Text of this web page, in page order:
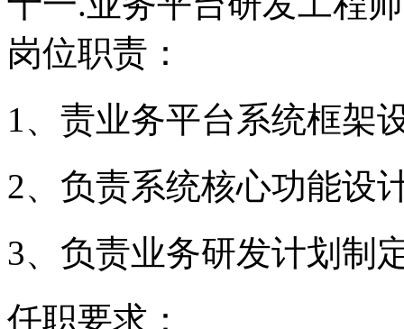
岗位职责：
1、责业务平台系统框架
2、负责系统核心功能设
3、负责业务研发计划制
任职要求：